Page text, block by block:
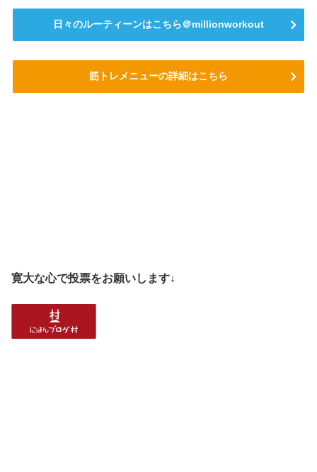
日々のルーティーンはこちら＠millionworkout
筋トレメニューの詳細はこちら
寛大な心で投票をお願いします↓